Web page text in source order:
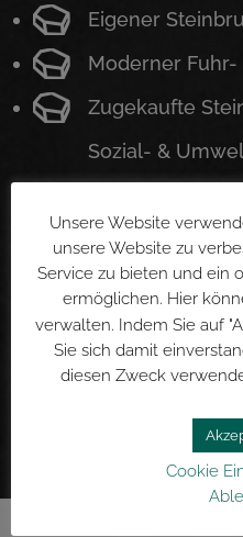
Eigener
Moderner
Zugekaufte
Sozial- &
Denkmäler,
Bildhauerei
Unsere Website
unsere Website zu
Service zu bieten und ein
ermöglichen. Hier
verwalten. Indem Sie auf
Sie sich damit
diesen Zweck
Cookie